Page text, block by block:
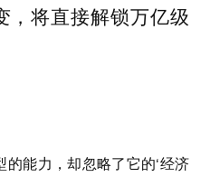
，将直接解锁万亿级
的能力，却忽略了它的‘经济